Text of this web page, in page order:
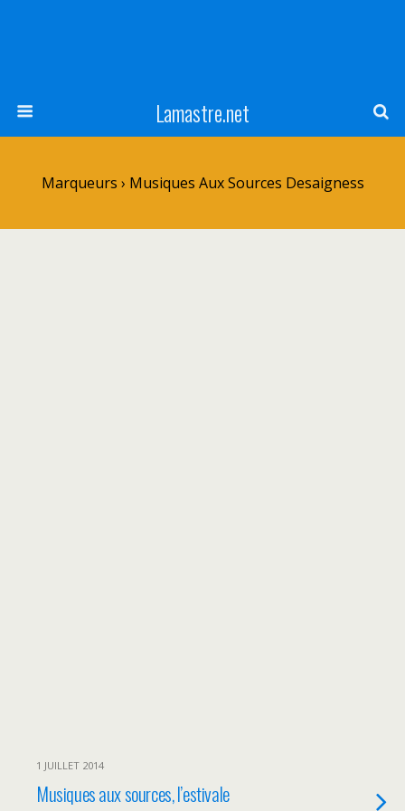
Lamastre.net
Marqueurs › Musiques Aux Sources Desaigness
1 JUILLET 2014
Musiques aux sources, l’estivale